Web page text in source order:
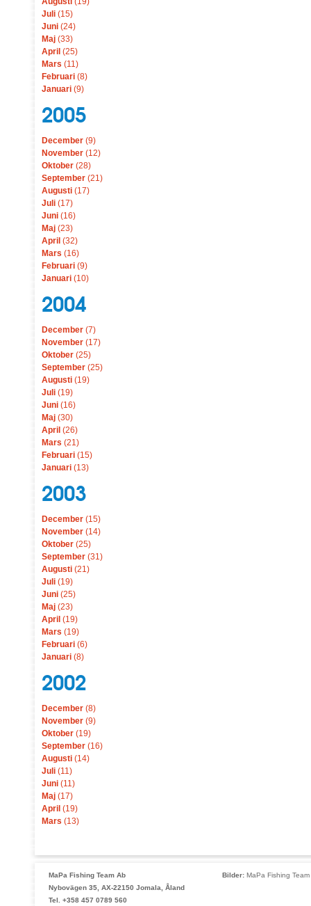
Juli (15)
Juni (24)
Maj (33)
April (25)
Mars (11)
Februari (8)
Januari (9)
2005
December (9)
November (12)
Oktober (28)
September (21)
Augusti (17)
Juli (17)
Juni (16)
Maj (23)
April (32)
Mars (16)
Februari (9)
Januari (10)
2004
December (7)
November (17)
Oktober (25)
September (25)
Augusti (19)
Juli (19)
Juni (16)
Maj (30)
April (26)
Mars (21)
Februari (15)
Januari (13)
2003
December (15)
November (14)
Oktober (25)
September (31)
Augusti (21)
Juli (19)
Juni (25)
Maj (23)
April (19)
Mars (19)
Februari (6)
Januari (8)
2002
December (8)
November (9)
Oktober (19)
September (16)
Augusti (14)
Juli (11)
Juni (11)
Maj (17)
April (19)
Mars (13)
MaPa Fishing Team Ab
Nybovägen 35, AX-22150 Jomala, Åland
Tel. +358 457 0789 560
Bilder: MaPa Fishing